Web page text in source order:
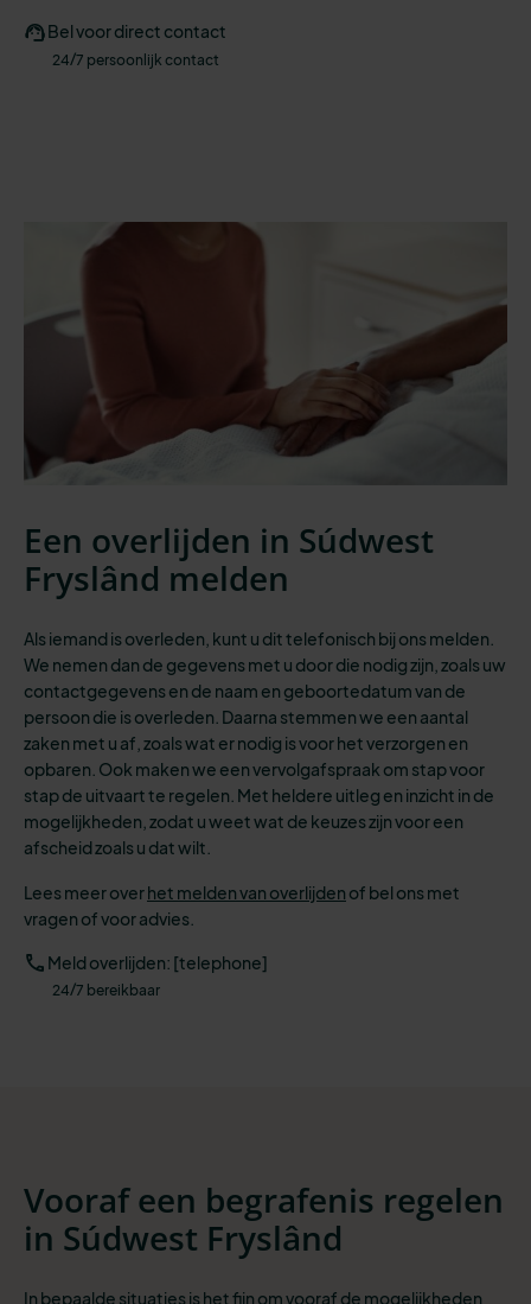
Bel voor direct contact
24/7 persoonlijk contact
Een overlijden in Súdwest
Fryslând melden
Als iemand is overleden, kunt u dit telefonisch bij ons melden.
We nemen dan de gegevens met u door die nodig zijn, zoals uw
contactgegevens en de naam en geboortedatum van de
persoon die is overleden. Daarna stemmen we een aantal
zaken met u af, zoals wat er nodig is voor het verzorgen en
opbaren. Ook maken we een vervolgafspraak om stap voor
stap de uitvaart te regelen. Met heldere uitleg en inzicht in de
mogelijkheden, zodat u weet wat de keuzes zijn voor een
afscheid zoals u dat wilt.
Lees meer overhet melden van overlijden of bel ons met
vragen of voor advies.
Meld overlijden: [telephone]
24/7 bereikbaar
Vooraf een begrafenis regelen
in Súdwest Fryslând
In bepaalde situaties is het fijn om vooraf de mogelijkheden